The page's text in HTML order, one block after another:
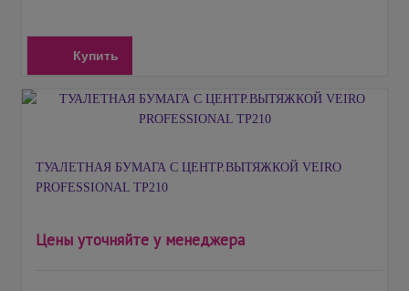
Купить
ТУАЛЕТНАЯ БУМАГА С ЦЕНТР.ВЫТЯЖКОЙ VEIRO
PROFESSIONAL ТP210
Цены уточняйте у менеджера